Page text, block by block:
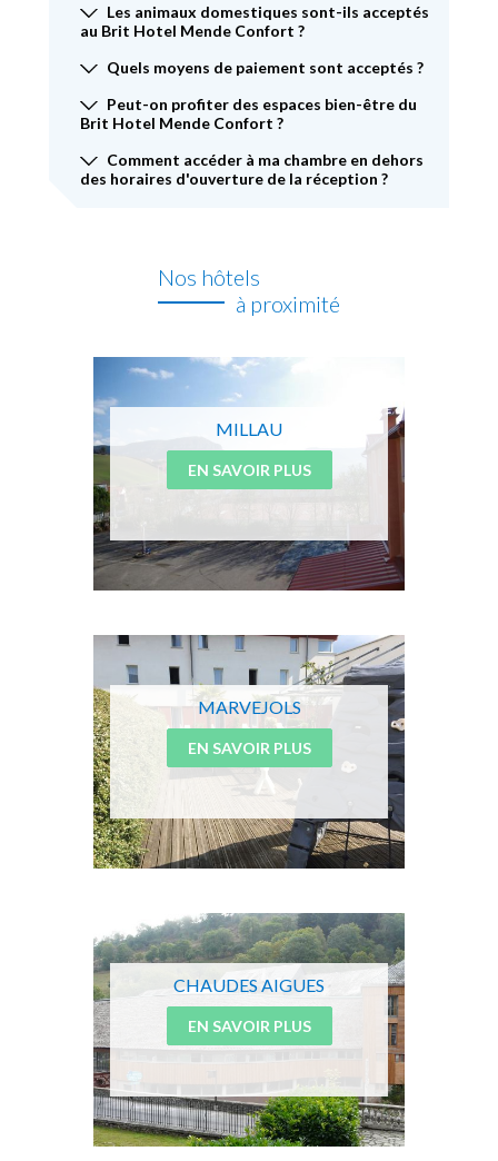
Les animaux domestiques sont-ils acceptés
au Brit Hotel Mende Confort ?
Quels moyens de paiement sont acceptés ?
Peut-on profiter des espaces bien-être du
Brit Hotel Mende Confort ?
Comment accéder à ma chambre en dehors
des horaires d'ouverture de la réception ?
Nos hôtels
à proximité
MILLAU
EN SAVOIR PLUS
MARVEJOLS
EN SAVOIR PLUS
CHAUDES AIGUES
EN SAVOIR PLUS